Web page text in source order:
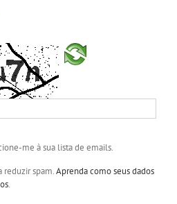
me à sua lista de emails.
reduzir spam.Aprenda como seus dados
.